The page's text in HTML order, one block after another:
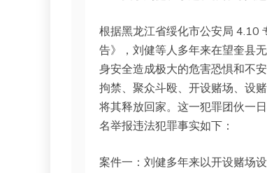
根据黑龙江省绥化市公安局 4.10
告》，刘健等人多年来在望奎县
身安全造成极大的危害恐惧和不
拘禁、聚众斗殴、开设赌场、设
将其释放回家。这一犯罪团伙一
名举报违法犯罪事实如下：
案件一：刘健多年来以开设赌场